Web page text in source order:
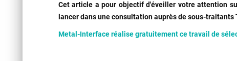
Cet article a pour objectif d'éveiller votre attention
lancer dans une consultation auprès de sous-traitants
Metal-Interface réalise gratuitement ce travail de